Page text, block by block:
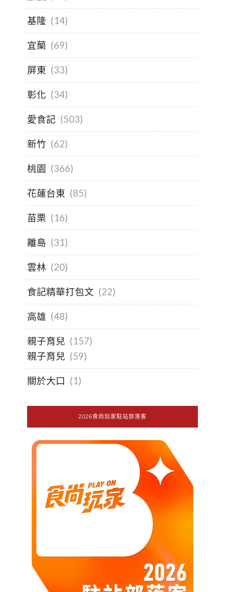
基隆 (14)
宜蘭 (69)
屏東 (33)
彰化 (34)
愛食記 (503)
新竹 (62)
桃園 (366)
花蓮台東 (85)
苗栗 (16)
離島 (31)
雲林 (20)
食記精華打包文 (22)
高雄 (48)
親子育兒 (157)
親子育兒 (59)
關於大口 (1)
2026食尚玩家駐站部落客